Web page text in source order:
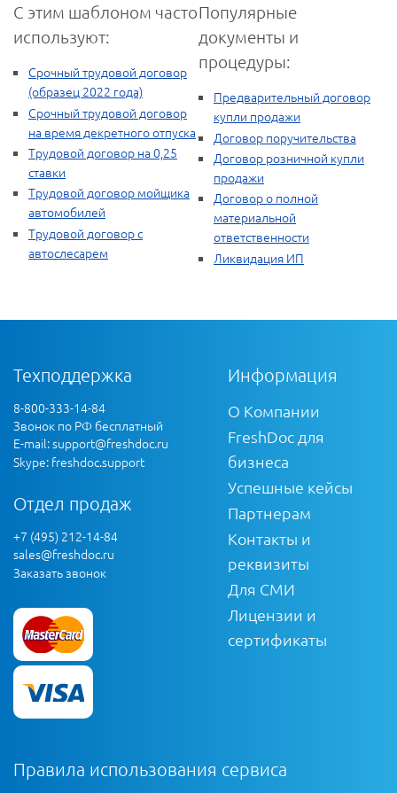
С этим шаблоном часто
используют:
Срочный трудовой договор
(образец 2022 года)
Срочный трудовой договор
на время декретного отпуска
Трудовой договор на 0,25
ставки
Трудовой договор мойщика
автомобилей
Трудовой договор с
автослесарем
Популярные
документы и
процедуры:
Предварительный договор
купли продажи
Договор поручительства
Договор розничной купли
продажи
Договор о полной
материальной
ответственности
Ликвидация ИП
Техподдержка
8-800-333-14-84
Звонок по РФ бесплатный
E-mail:support@freshdoc.ru
Skype: freshdoc.support
Отдел продаж
+7 (495) 212-14-84
sales@freshdoc.ru
Заказать звонок
Информация
О Компании
FreshDoc для
бизнеса
Успешные кейсы
Партнерам
Контакты и
реквизиты
Для СМИ
Лицензии и
сертификаты
Правила использования сервиса